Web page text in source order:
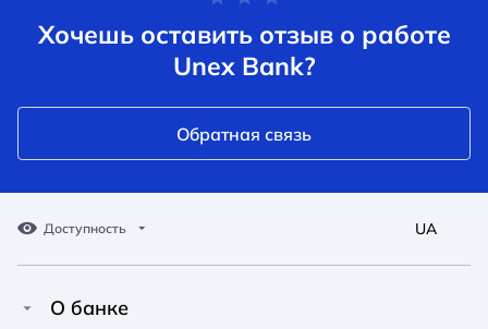
Хочешь оставить отзыв о работе
Unex Bank?
Обратная связь
Доступность UA
О банке